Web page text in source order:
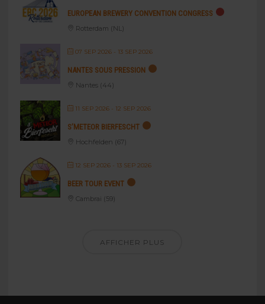
EUROPEAN BREWERY CONVENTION CONGRESS
Rotterdam (NL)
07 SEP 2026- 13 SEP 2026
NANTES SOUS PRESSION
Nantes (44)
11 SEP 2026- 12 SEP 2026
S’METEOR BIERFESCHT
Hochfelden (67)
12 SEP 2026- 13 SEP 2026
BEER TOUR EVENT
Cambrai (59)
AFFICHER PLUS